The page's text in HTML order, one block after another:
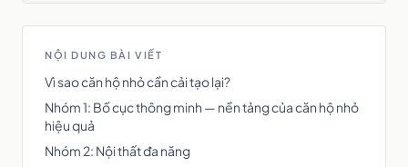
NỘI DUNG BÀI VIẾT
Vì sao căn hộ nhỏ cần cải tạo lại?
Nhóm 1: Bố cục thông minh — nền tảng của căn hộ nhỏ
hiệu quả
Nhóm 2: Nội thất đa năng